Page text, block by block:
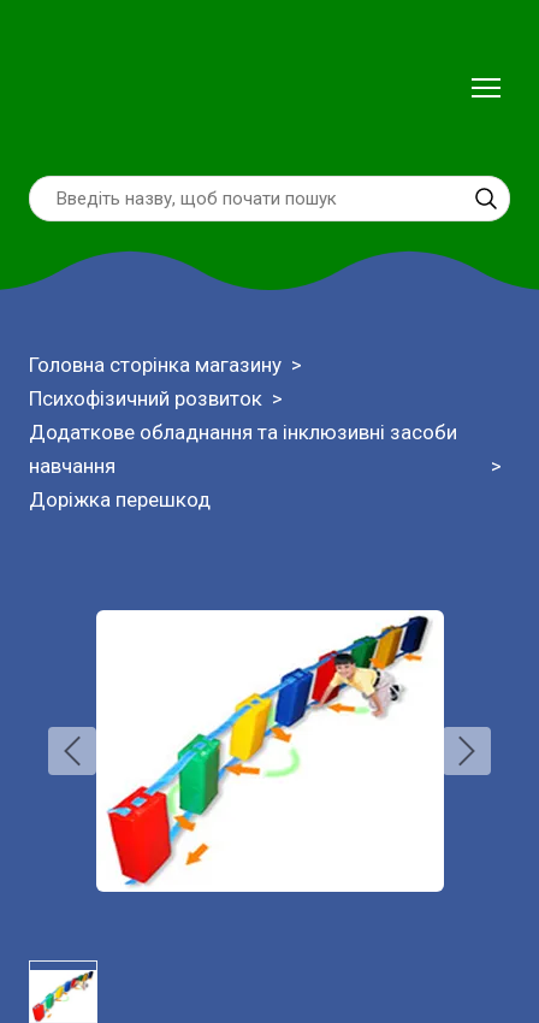
Головна сторінка магазину
Психофізичний розвиток
Додаткове обладнання та інклюзивні засоби
навчання
Доріжка перешкод